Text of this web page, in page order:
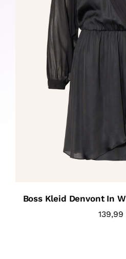
Boss Kleid Denvont In
139,99